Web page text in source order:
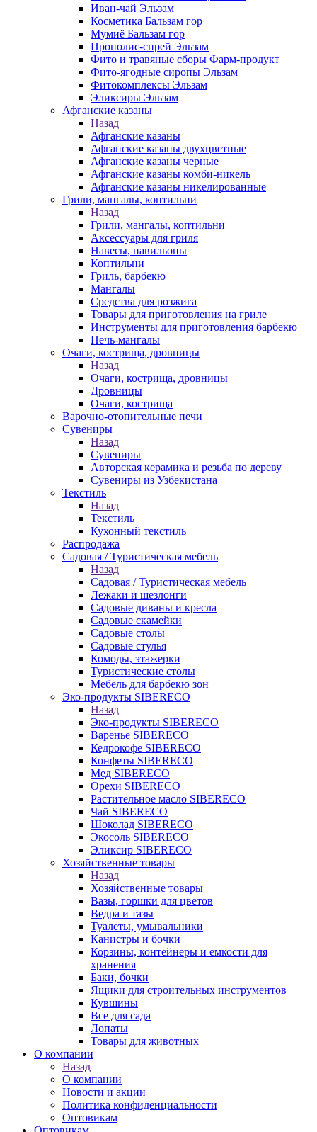
Иван-чай Эльзам
Косметика Бальзам гор
Мумиё Бальзам гор
Прополис-спрей Эльзам
Фито и травяные сборы Фарм-продукт
Фито-ягодные сиропы Эльзам
Фитокомплексы Эльзам
Эликсиры Эльзам
Афганские казаны
Назад
Афганские казаны
Афганские казаны двухцветные
Афганские казаны черные
Афганские казаны комби-никель
Афганские казаны никелированные
Грили, мангалы, коптильни
Назад
Грили, мангалы, коптильни
Аксессуары для гриля
Навесы, павильоны
Коптильни
Гриль, барбекю
Мангалы
Средства для розжига
Товары для приготовления на гриле
Инструменты для приготовления барбекю
Печь-мангалы
Очаги, кострища, дровницы
Назад
Очаги, кострища, дровницы
Дровницы
Очаги, кострища
Варочно-отопительные печи
Сувениры
Назад
Сувениры
Авторская керамика и резьба по дереву
Сувениры из Узбекистана
Текстиль
Назад
Текстиль
Кухонный текстиль
Распродажа
Садовая / Туристическая мебель
Назад
Садовая / Туристическая мебель
Лежаки и шезлонги
Садовые диваны и кресла
Садовые скамейки
Садовые столы
Садовые стулья
Комоды, этажерки
Туристические столы
Мебель для барбекю зон
Эко-продукты SIBERECO
Назад
Эко-продукты SIBERECO
Варенье SIBERECO
Кедрокофе SIBERECO
Конфеты SIBERECO
Мед SIBERECO
Орехи SIBERECO
Растительное масло SIBERECO
Чай SIBERECO
Шоколад SIBERECO
Экосоль SIBERECO
Эликсир SIBERECO
Хозяйственные товары
Назад
Хозяйственные товары
Вазы, горшки для цветов
Ведра и тазы
Туалеты, умывальники
Канистры и бочки
Корзины, контейнеры и емкости для
хранения
Баки, бочки
Ящики для строительных инструментов
Кувшины
Все для сада
Лопаты
Товары для животных
О компании
Назад
О компании
Новости и акции
Политика конфиденциальности
Оптовикам